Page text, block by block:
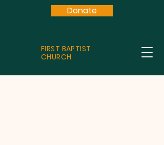
Donate
FIRST BAPTIST
CHURCH